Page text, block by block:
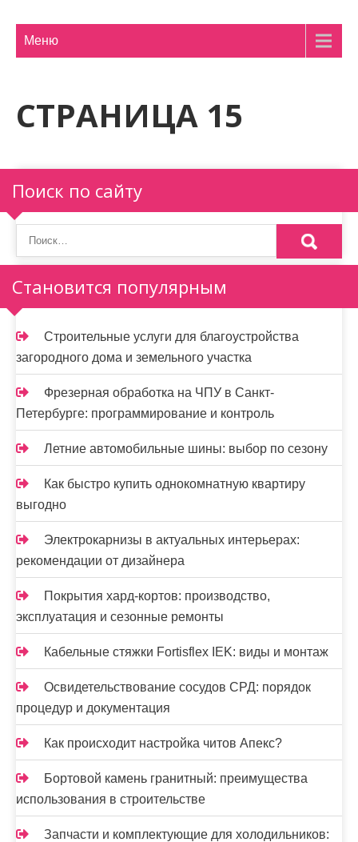
Меню
СТРАНИЦА 15
Поиск по сайту
Становится популярным
Строительные услуги для благоустройства
загородного дома и земельного участка
Фрезерная обработка на ЧПУ в Санкт-
Петербурге: программирование и контроль
Летние автомобильные шины: выбор по сезону
Как быстро купить однокомнатную квартиру
выгодно
Электрокарнизы в актуальных интерьерах:
рекомендации от дизайнера
Покрытия хард-кортов: производство,
эксплуатация и сезонные ремонты
Кабельные стяжки Fortisflex IEK: виды и монтаж
Освидетельствование сосудов СРД: порядок
процедур и документация
Как происходит настройка читов Апекс?
Бортовой камень гранитный: преимущества
использования в строительстве
Запчасти и комплектующие для холодильников: